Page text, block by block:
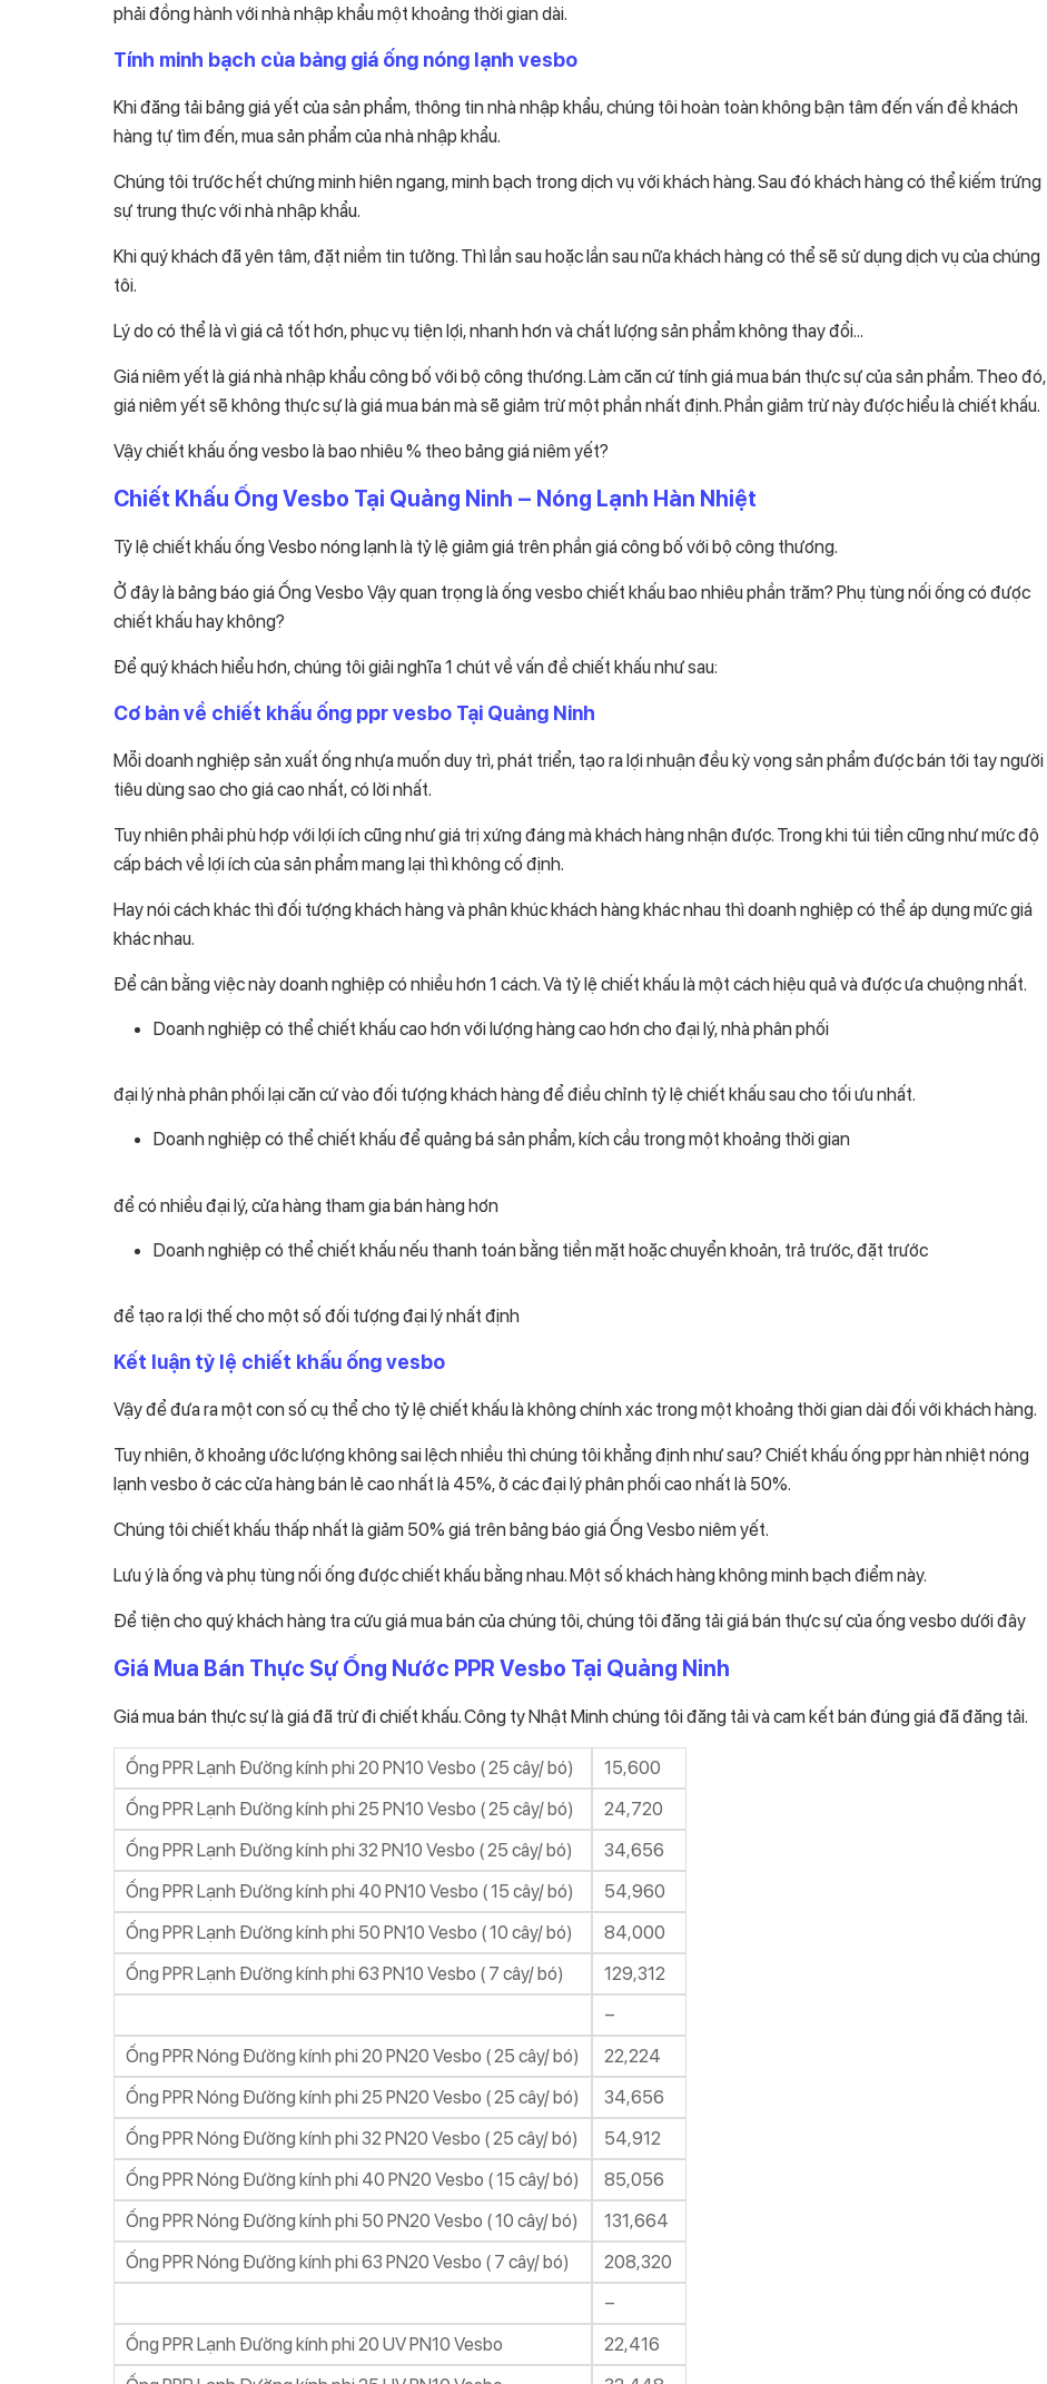
phải đồng hành với nhà nhập khẩu một khoảng thời gian dài.
Tính minh bạch của bảng giá ống nóng lạnh vesbo
Khi đăng tải bảng giá yết của sản phẩm, thông tin nhà nhập khẩu, chúng tôi hoàn toàn không bận tâm đến vấn đề khách
hàng tự tìm đến, mua sản phẩm của nhà nhập khẩu.
Chúng tôi trước hết chứng minh hiên ngang, minh bạch trong dịch vụ với khách hàng. Sau đó khách hàng có thể kiếm trứng
sự trung thực với nhà nhập khẩu.
Khi quý khách đã yên tâm, đặt niềm tin tưởng. Thì lần sau hoặc lần sau nữa khách hàng có thể sẽ sử dụng dịch vụ của chúng
tôi.
Lý do có thể là vì giá cả tốt hơn, phục vụ tiện lợi, nhanh hơn và chất lượng sản phẩm không thay đổi…
Giá niêm yết là giá nhà nhập khẩu công bố với bộ công thương. Làm căn cứ tính giá mua bán thực sự của sản phẩm. Theo đó,
giá niêm yết sẽ không thực sự là giá mua bán mà sẽ giảm trừ một phần nhất định. Phần giảm trừ này được hiểu là chiết khấu.
Vậy chiết khấu ống vesbo là bao nhiêu % theo bảng giá niêm yết?
Chiết Khấu Ống Vesbo Tại Quảng Ninh – Nóng Lạnh Hàn Nhiệt
Tỷ lệ chiết khấu ống Vesbo nóng lạnh là tỷ lệ giảm giá trên phần giá công bố với bộ công thương.
Ở đây là bảng báo giá Ống Vesbo Vậy quan trọng là ống vesbo chiết khấu bao nhiêu phần trăm? Phụ tùng nối ống có được
chiết khấu hay không?
Để quý khách hiểu hơn, chúng tôi giải nghĩa 1 chút về vấn đề chiết khấu như sau:
Cơ bản về chiết khấu ống ppr vesbo Tại Quảng Ninh
Mỗi doanh nghiệp sản xuất ống nhựa muốn duy trì, phát triển, tạo ra lợi nhuận đều kỳ vọng sản phẩm được bán tới tay người
tiêu dùng sao cho giá cao nhất, có lời nhất.
Tuy nhiên phải phù hợp với lợi ích cũng như giá trị xứng đáng mà khách hàng nhận được. Trong khi túi tiền cũng như mức độ
cấp bách về lợi ích của sản phẩm mang lại thì không cố định.
Hay nói cách khác thì đối tượng khách hàng và phân khúc khách hàng khác nhau thì doanh nghiệp có thể áp dụng mức giá
khác nhau.
Để cân bằng việc này doanh nghiệp có nhiều hơn 1 cách. Và tỷ lệ chiết khấu là một cách hiệu quả và được ưa chuộng nhất.
Doanh nghiệp có thể chiết khấu cao hơn với lượng hàng cao hơn cho đại lý, nhà phân phối
đại lý nhà phân phối lại căn cứ vào đối tượng khách hàng để điều chỉnh tỷ lệ chiết khấu sau cho tối ưu nhất.
Doanh nghiệp có thể chiết khấu để quảng bá sản phẩm, kích cầu trong một khoảng thời gian
để có nhiều đại lý, cửa hàng tham gia bán hàng hơn
Doanh nghiệp có thể chiết khấu nếu thanh toán bằng tiền mặt hoặc chuyển khoản, trả trước, đặt trước
để tạo ra lợi thế cho một số đối tượng đại lý nhất định
Kết luận tỷ lệ chiết khấu ống vesbo
Vậy để đưa ra một con số cụ thể cho tỷ lệ chiết khấu là không chính xác trong một khoảng thời gian dài đối với khách hàng.
Tuy nhiên, ở khoảng ước lượng không sai lệch nhiều thì chúng tôi khẳng định như sau? Chiết khấu ống ppr hàn nhiệt nóng
lạnh vesbo ở các cửa hàng bán lẻ cao nhất là 45%, ở các đại lý phân phối cao nhất là 50%.
Chúng tôi chiết khấu thấp nhất là giảm 50% giá trên bảng báo giá Ống Vesbo niêm yết.
Lưu ý là ống và phụ tùng nối ống được chiết khấu bằng nhau. Một số khách hàng không minh bạch điểm này.
Để tiện cho quý khách hàng tra cứu giá mua bán của chúng tôi, chúng tôi đăng tải giá bán thực sự của ống vesbo dưới đây
Giá Mua Bán Thực Sự Ống Nước PPR Vesbo Tại Quảng Ninh
Giá mua bán thực sự là giá đã trừ đi chiết khấu. Công ty Nhật Minh chúng tôi đăng tải và cam kết bán đúng giá đã đăng tải.
Ống PPR Lạnh Đường kính phi 20 PN10 Vesbo ( 25 cây/ bó)
15,600
Ống PPR Lạnh Đường kính phi 25 PN10 Vesbo ( 25 cây/ bó)
24,720
Ống PPR Lạnh Đường kính phi 32 PN10 Vesbo ( 25 cây/ bó)
34,656
Ống PPR Lạnh Đường kính phi 40 PN10 Vesbo ( 15 cây/ bó)
54,960
Ống PPR Lạnh Đường kính phi 50 PN10 Vesbo ( 10 cây/ bó)
84,000
Ống PPR Lạnh Đường kính phi 63 PN10 Vesbo ( 7 cây/ bó)
129,312
–
Ống PPR Nóng Đường kính phi 20 PN20 Vesbo ( 25 cây/ bó)
22,224
Ống PPR Nóng Đường kính phi 25 PN20 Vesbo ( 25 cây/ bó)
34,656
Ống PPR Nóng Đường kính phi 32 PN20 Vesbo ( 25 cây/ bó)
54,912
Ống PPR Nóng Đường kính phi 40 PN20 Vesbo ( 15 cây/ bó)
85,056
Ống PPR Nóng Đường kính phi 50 PN20 Vesbo ( 10 cây/ bó)
131,664
Ống PPR Nóng Đường kính phi 63 PN20 Vesbo ( 7 cây/ bó)
208,320
–
Ống PPR Lạnh Đường kính phi 20 UV PN10 Vesbo
22,416